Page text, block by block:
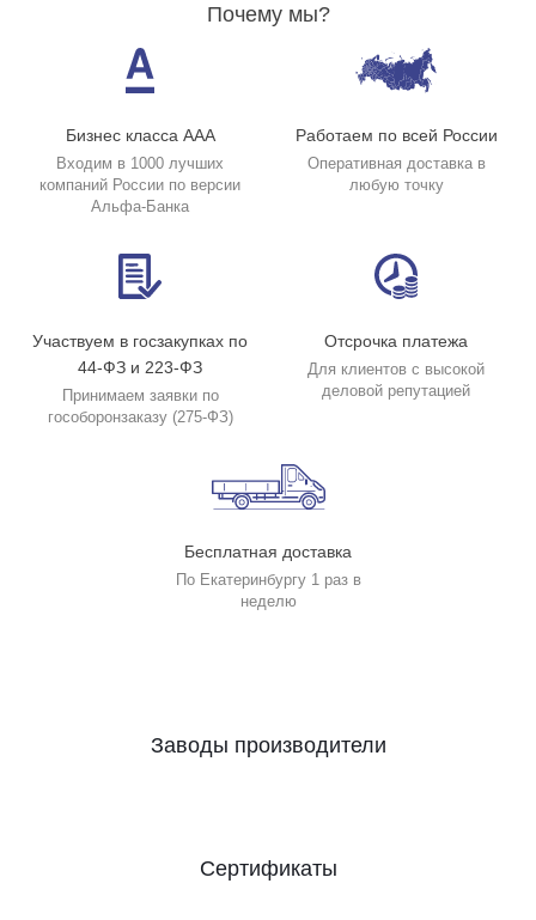
Почему мы?
Бизнес класса ААА
Входим в 1000 лучших
компаний России по версии
Альфа-Банка
Работаем по всей России
Оперативная доставка в
любую точку
Участвуем в госзакупках по
44-ФЗ и 223-ФЗ
Принимаем заявки по
гособоронзаказу (275-ФЗ)
Отсрочка платежа
Для клиентов с высокой
деловой репутацией
Бесплатная доставка
По Екатеринбургу 1 раз в
неделю
Заводы производители
Сертификаты